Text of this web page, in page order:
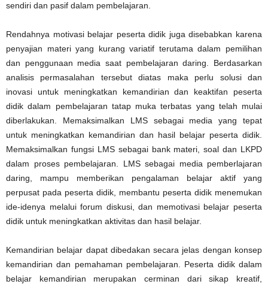
sendiri dan pasif dalam pembelajaran.
Rendahnya motivasi belajar peserta didik juga disebabkan karena
penyajian materi yang kurang variatif terutama dalam pemilihan
dan penggunaan media saat pembelajaran daring. Berdasarkan
analisis permasalahan tersebut diatas maka perlu solusi dan
inovasi untuk meningkatkan kemandirian dan keaktifan peserta
didik dalam pembelajaran tatap muka terbatas yang telah mulai
diberlakukan. Memaksimalkan LMS sebagai media yang tepat
untuk meningkatkan kemandirian dan hasil belajar peserta didik.
Memaksimalkan fungsi LMS sebagai bank materi, soal dan LKPD
dalam proses pembelajaran. LMS sebagai media pemberlajaran
daring, mampu memberikan pengalaman belajar aktif yang
perpusat pada peserta didik, membantu peserta didik menemukan
ide-idenya melalui forum diskusi, dan memotivasi belajar peserta
didik untuk meningkatkan aktivitas dan hasil belajar.
Kemandirian belajar dapat dibedakan secara jelas dengan konsep
kemandirian dan pemahaman pembelajaran. Peserta didik dalam
belajar kemandirian merupakan cerminan dari sikap kreatif,